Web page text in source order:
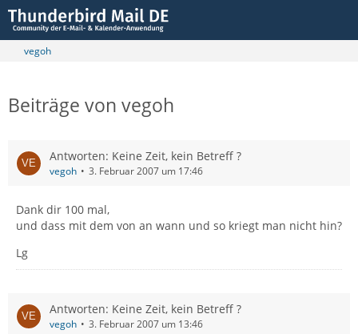
vegoh
Beiträge von vegoh
Antworten: Keine Zeit, kein Betreff ?
vegoh 3. Februar 2007 um 17:46
Dank dir 100 mal,
und dass mit dem von an wann und so kriegt man nicht hin?
Lg
Antworten: Keine Zeit, kein Betreff ?
vegoh 3. Februar 2007 um 13:46